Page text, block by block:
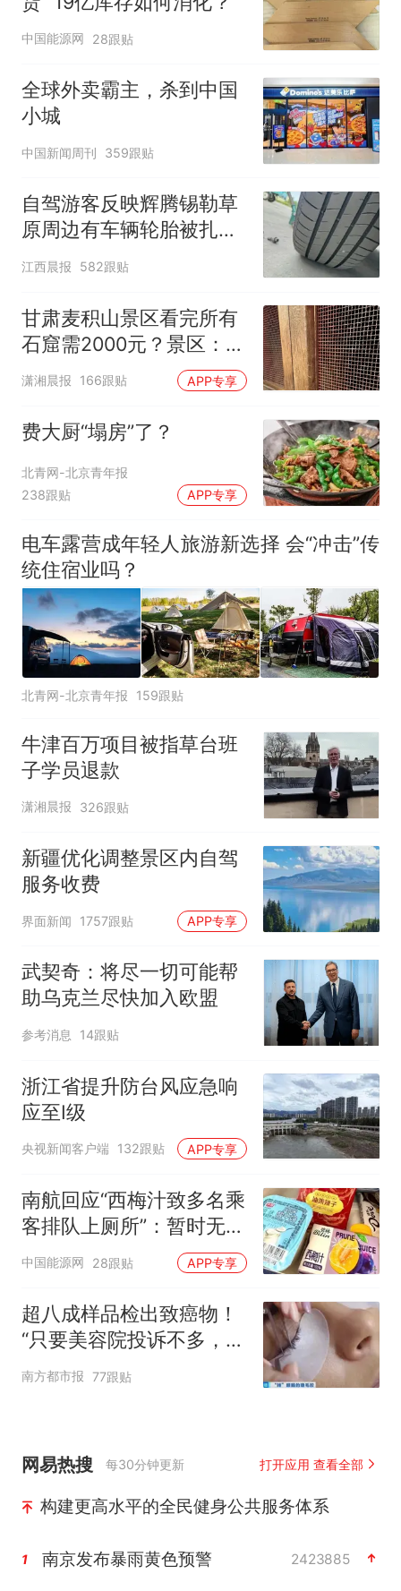
中国能源网 28跟贴
全球外卖霸主，杀到中国
小城
中国新闻周刊 359跟贴
自驾游客反映辉腾锡勒草
原周边有车辆轮胎被扎，
修理店铺换胎价格高达千
江西晨报 582跟贴
甘肃麦积山景区看完所有
石窟需2000元？景区：部
分石窟受特别保护，游客
潇湘晨报 166跟贴 APP专享
费大厨“塌房”了？
北青网-北京青年报
238跟贴
APP专享
电车露营成年轻人旅游新选择 会“冲击”传
统住宿业吗？
北青网-北京青年报 159跟贴
牛津百万项目被指草台班
子学员退款
潇湘晨报 326跟贴
新疆优化调整景区内自驾
服务收费
界面新闻 1757跟贴 APP专享
武契奇：将尽一切可能帮
助乌克兰尽快加入欧盟
参考消息 14跟贴
浙江省提升防台风应急响
应至Ⅰ级
央视新闻客户端 132跟贴 APP专享
南航回应“西梅汁致多名乘
客排队上厕所”：暂时无法
核查是否发放西梅汁
中国能源网 28跟贴 APP专享
超八成样品检出致癌物！
“只要美容院投诉不多，店
家就不会更换产品”
南方都市报 77跟贴
网易热搜 每30分钟更新 打开应用 查看全部
构建更高水平的全民健身公共服务体系
1 南京发布暴雨黄色预警 2423885